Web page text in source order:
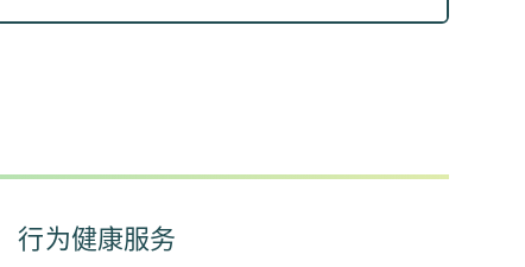
行为健康服务